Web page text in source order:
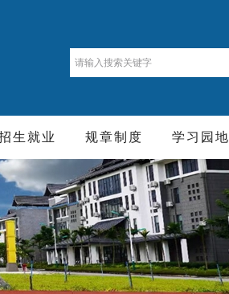
生就业 规章制度 学习园地